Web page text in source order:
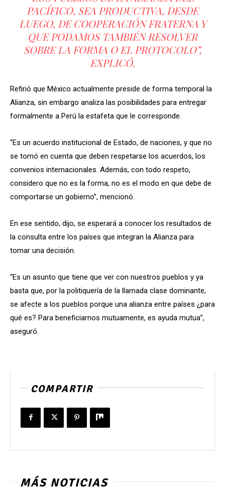
PACÍFICO, SEA PRODUCTIVA, DESDE
LUEGO, DE COOPERACIÓN FRATERNA Y
QUE PODAMOS TAMBIÉN RESOLVER
SOBRE LA FORMA O EL PROTOCOLO”,
EXPLICÓ.
Refirió que México actualmente preside de forma temporal la
Alianza, sin embargo analiza las posibilidades para entregar
formalmente a Perú la estafeta que le corresponde.
“Es un acuerdo institucional de Estado, de naciones, y que no
se tomó en cuenta que deben respetarse los acuerdos, los
convenios internacionales. Además, con todo respeto,
considero que no es la forma, no es el modo en que debe de
comportarse un gobierno”, mencionó.
En ese sentido, dijo, se esperará a conocer los resultados de
la consulta entre los países que integran la Alianza para
tomar una decisión.
“Es un asunto que tiene que ver con nuestros pueblos y ya
basta que, por la politiquería de la llamada clase dominante,
se afecte a los pueblos porque una alianza entre países ¿para
qué es? Para beneficiarnos mutuamente, es ayuda mutua”,
aseguró.
COMPARTIR
MÁS NOTICIAS